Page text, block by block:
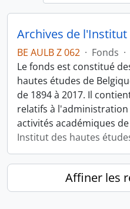
BE AULB Z 062 · Fonds ·
Le fonds est constitué
hautes études de
de 1894 à 2017. Il
relatifs à
activités académiques
Institut des hautes
Affiner les